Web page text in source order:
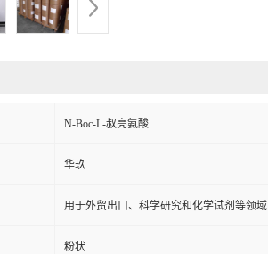
N-Boc-L-叔亮氨酸
华玖
用于外贸出口、科学研究和化学试剂等领域
粉状